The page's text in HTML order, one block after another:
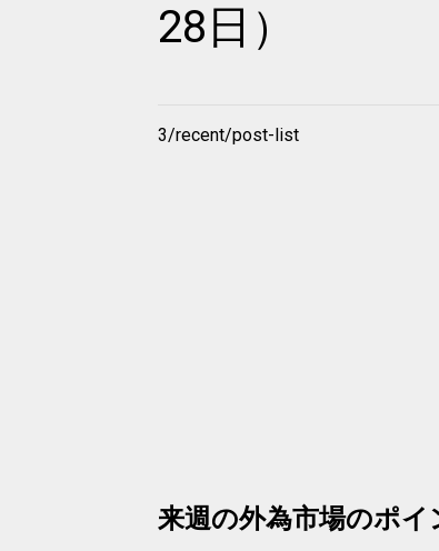
28日）
3/recent/post-list
来週の外為市場のポイ